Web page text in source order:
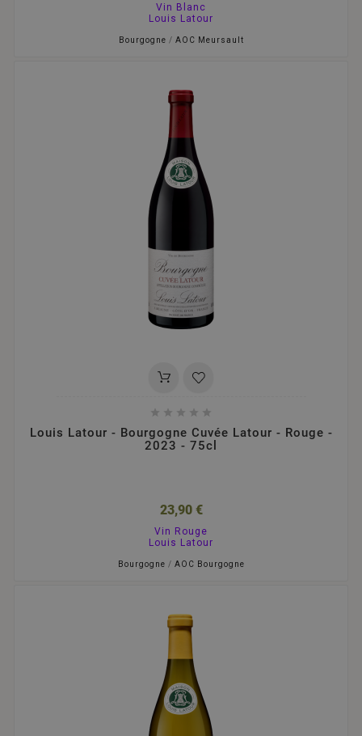
Vin Blanc
Louis Latour
Bourgogne / AOC Meursault
    
Louis Latour - Bourgogne Cuvée Latour - Rouge -
2023 - 75cl
23,90 €
Vin Rouge
Louis Latour
Bourgogne / AOC Bourgogne